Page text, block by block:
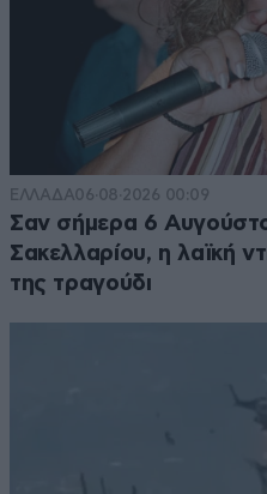
ΕΛΛΑΔΑ06·08·2026 00:09
Σαν σήμερα 6
Σακελλαρίου, η λαϊκή
της τραγούδι